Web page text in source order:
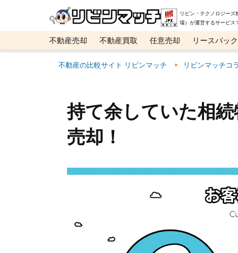
リビン・テクノロジー
場）が運営するサービ
不動産売却 不動産買取 任意売却 リースバック
メタ住宅展示場
ベスト不動産カンパニー オンラ
不動産の比較サイト リビンマッチ リビンマッチコ
持て余していた相
売却！